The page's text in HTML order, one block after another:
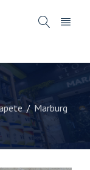
/ Marburg